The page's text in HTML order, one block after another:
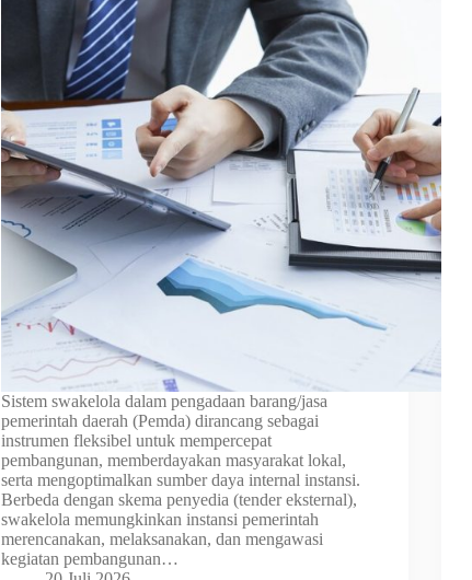
Sistem swakelola dalam pengadaan barang/jasa
pemerintah daerah (Pemda) dirancang sebagai
instrumen fleksibel untuk mempercepat
pembangunan, memberdayakan masyarakat lokal,
serta mengoptimalkan sumber daya internal instansi.
Berbeda dengan skema penyedia (tender eksternal),
swakelola memungkinkan instansi pemerintah
merencanakan, melaksanakan, dan mengawasi
kegiatan pembangunan…